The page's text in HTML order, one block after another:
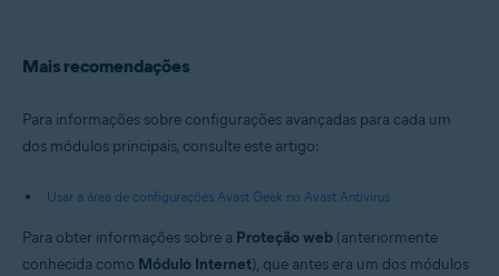
Mais recomendações
Para informações sobre configurações avançadas para cada um
dos módulos principais, consulte este artigo:
Usar a área de configurações Avast Geek no Avast Antivirus
Para obter informações sobre a Proteção web (anteriormente
conhecida como Módulo Internet), que antes era um dos módulos